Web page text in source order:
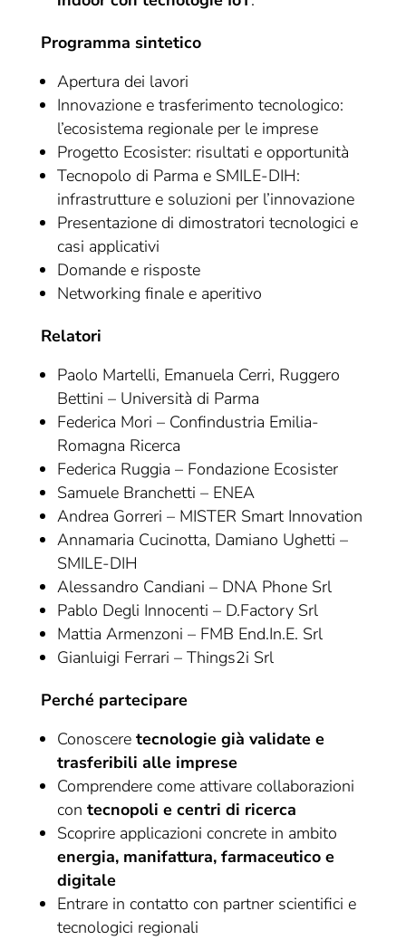
Programma sintetico
Apertura dei lavori
Innovazione e trasferimento tecnologico:
l’ecosistema regionale per le imprese
Progetto Ecosister: risultati e opportunità
Tecnopolo di Parma e SMILE-DIH:
infrastrutture e soluzioni per l’innovazione
Presentazione di dimostratori tecnologici e
casi applicativi
Domande e risposte
Networking finale e aperitivo
Relatori
Paolo Martelli, Emanuela Cerri, Ruggero
Bettini – Università di Parma
Federica Mori – Confindustria Emilia-
Romagna Ricerca
Federica Ruggia – Fondazione Ecosister
Samuele Branchetti – ENEA
Andrea Gorreri – MISTER Smart Innovation
Annamaria Cucinotta, Damiano Ughetti –
SMILE-DIH
Alessandro Candiani – DNA Phone Srl
Pablo Degli Innocenti – D.Factory Srl
Mattia Armenzoni – FMB End.In.E. Srl
Gianluigi Ferrari – Things2i Srl
Perché partecipare
Conoscere tecnologie già validate e
trasferibili alle imprese
Comprendere come attivare collaborazioni
con tecnopoli e centri di ricerca
Scoprire applicazioni concrete in ambito
energia, manifattura, farmaceutico e
digitale
Entrare in contatto con partner scientifici e
tecnologici regionali